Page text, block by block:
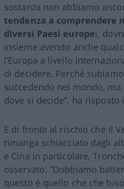
sostanza non abbiamo
tendenza a comprendere
diversi Paesi europei,
insieme avendo anche
l’Europa a livello
di decidere. Perché
succedendo nel mondo,
dove si decide”, ha risposto
E di fronte al rischio che il
rimanga schiacciato dagli
e Cina in particolare,
osservato: “Dobbiamo
questo è quello che che